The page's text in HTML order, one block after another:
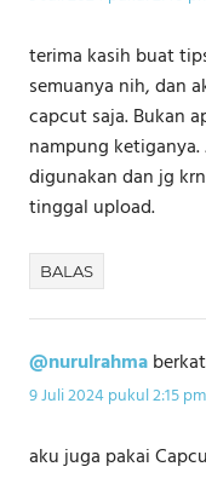
terima kasih buat
semuanya nih, dan
capcut saja. Bukan
nampung
digunakan dan jg
tinggal upload.
BALAS
@nurulrahma
9 Juli 2024 pukul 2:15 pm
aku juga pakai